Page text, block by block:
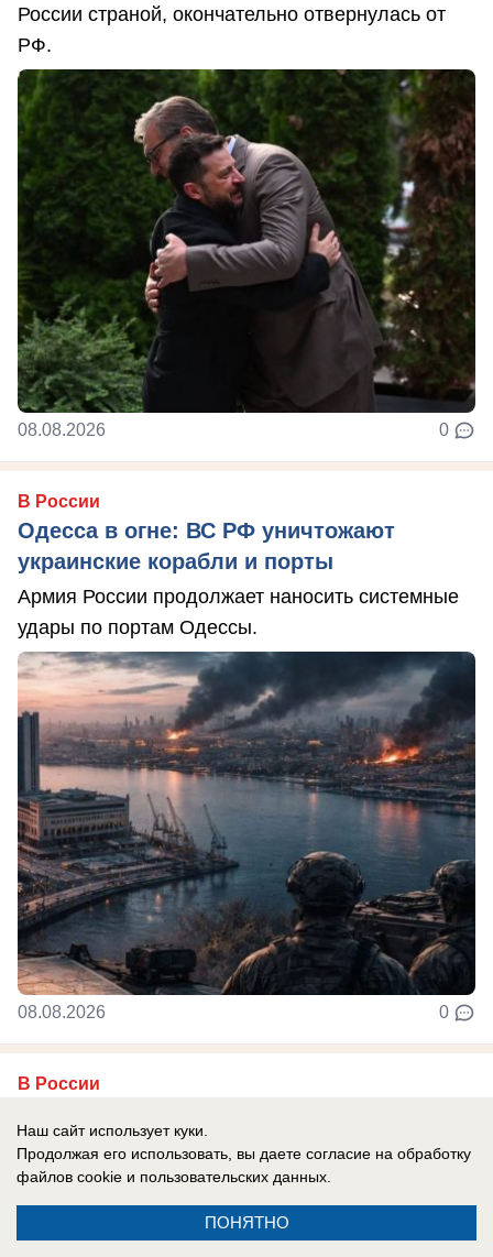
России страной, окончательно отвернулась от
РФ.
08.08.2026 0
В России
Одесса в огне: ВС РФ уничтожают
украинские корабли и порты
Армия России продолжает наносить системные
удары по портам Одессы.
08.08.2026 0
В России
физкультурника предложили
официально узаконить
День физкультурника, который уже
десятилетиями отмечают по всей России,
Наш сайт использует куки.
Продолжая его использовать, вы даете согласие на обработку
файлов cookie и пользовательских данных.
ПОНЯТНО